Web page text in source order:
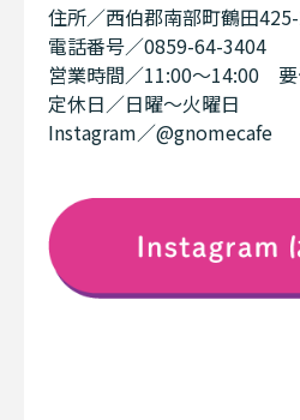
住所／西伯郡南部町鶴田
電話番号／0859-64-3404
営業時間／11:00〜14:00
定休日／日曜〜火曜日
Instagram／@gnomecafe